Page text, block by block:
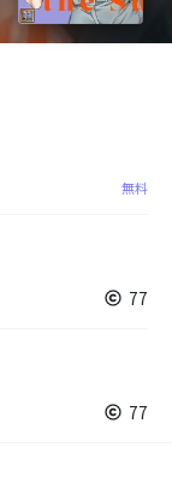
無料
77
77